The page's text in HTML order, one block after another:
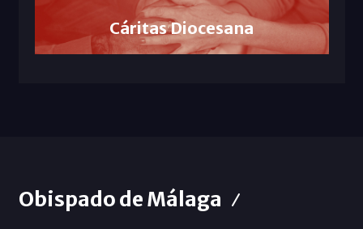
Cáritas Diocesana
Obispado de Málaga